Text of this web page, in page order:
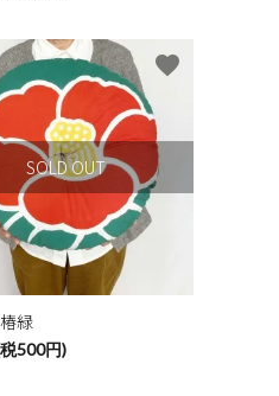
SOLD OUT
緑
500円)
favorite